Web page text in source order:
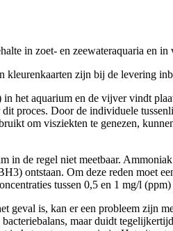
in zoet- en zeewateraquaria en in
kleurenkaarten zijn bij de levering
het aquarium en de vijver vindt
proces. Door de individuele
om visziekten te genezen,
de regel niet meetbaar.
ontstaan. Om deze reden moet
tussen 0,5 en 1 mg/l
is, kan er een probleem zijn
maar duidt